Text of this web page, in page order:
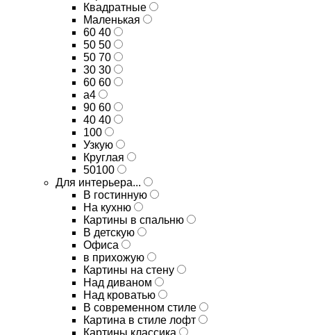
Квадратные
Маленькая
60 40
50 50
50 70
30 30
60 60
а4
90 60
40 40
100
Узкую
Круглая
50100
Для интерьера...
В гостинную
На кухню
Картины в спальню
В детскую
Офиса
в прихожую
Картины на стену
Над диваном
Над кроватью
В современном стиле
Картина в стиле лофт
Картины классика